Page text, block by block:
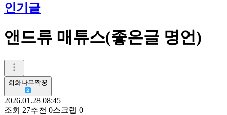
인기글
앤드류 매튜스(좋은글 명언)
회화나무짝꿍
2026.01.28 08:45
조회 27추천 0스크랩 0